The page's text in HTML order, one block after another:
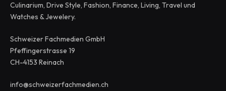
Culinarium, Drive Style, Fashion, Finance, Living, Travel und
Watches & Jewelery.
Schweizer Fachmedien GmbH
Pfeffingerstrasse 19
CH-4153 Reinach
info@schweizerfachmedien.ch